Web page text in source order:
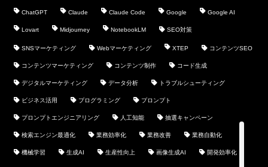
ChatGPT Claude Claude Code Google Google AI
Lovart Midjourney NotebookLM SEO対策
SNSマーケティング Webマーケティング XTEP コンテンツSEO
コンテンツマーケティング コンテンツ制作 コード生成
デジタルマーケティング データ分析 トラブルシューティング
ビジネス活用 プログラミング プロンプト
プロンプトエンジニアリング 人工知能 抽選キャンペーン
検索エンジン最適化 業務効率化 業務改善 業務自動化
機械学習 生成AI 生産性向上 画像生成AI 開発効率化
お問い合わせ